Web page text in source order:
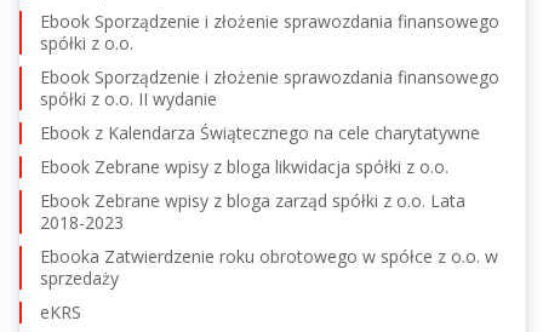
Ebook Sporządzenie i złożenie sprawozdania finansowego
spółki z o.o.
Ebook Sporządzenie i złożenie sprawozdania finansowego
spółki z o.o. II wydanie
Ebook z Kalendarza Świątecznego na cele charytatywne
Ebook Zebrane wpisy z bloga likwidacja spółki z o.o.
Ebook Zebrane wpisy z bloga zarząd spółki z o.o. Lata
2018-2023
Ebooka Zatwierdzenie roku obrotowego w spółce z o.o. w
sprzedaży
eKRS